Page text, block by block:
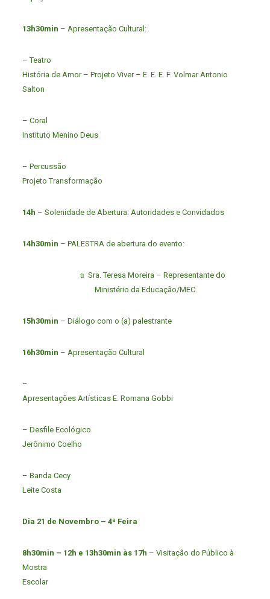
13h30min – Apresentação Cultural:
– Teatro
História de Amor – Projeto Viver – E. E. E. F. Volmar Antonio
Salton
– Coral
Instituto Menino Deus
– Percussão
Projeto Transformação
14h – Solenidade de Abertura: Autoridades e Convidados
14h30min – PALESTRA de abertura do evento:
ü Sra. Teresa Moreira – Representante do
Ministério da Educação/MEC.
15h30min – Diálogo com o (a) palestrante
16h30min – Apresentação Cultural
–
Apresentações Artísticas E. Romana Gobbi
– Desfile Ecológico
Jerônimo Coelho
– Banda Cecy
Leite Costa
Dia 21 de Novembro – 4ª Feira
8h30min – 12h e 13h30min às 17h – Visitação do Público à
Mostra
Escolar